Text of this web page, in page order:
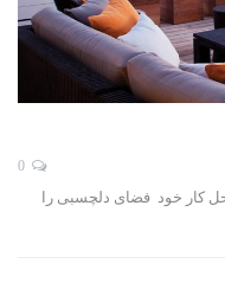
کار خود فضای دلچسبی را